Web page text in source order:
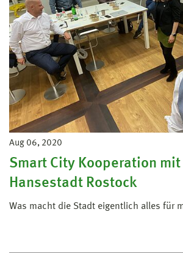
Aug 06, 2020
Smart City Kooperation
Hansestadt Rostock
Was macht die Stadt eigentlich alles für